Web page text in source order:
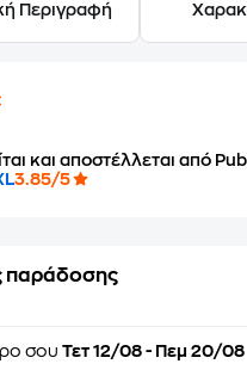
Περιγραφή
και αποστέλλεται από
3.85/5
παράδοσης
σου Τετ 12/08 - Πεμ 20/08